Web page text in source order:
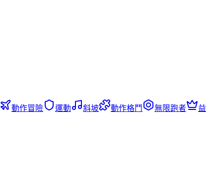
動作冒險 運動 斜坡 動作格鬥 無限跑者
益